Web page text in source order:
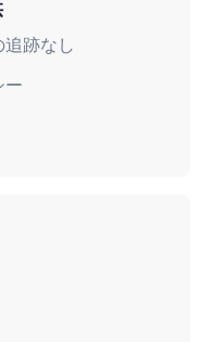
跡なし
ー